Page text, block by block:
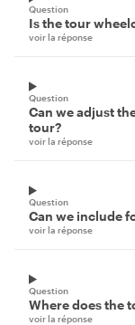
Question
Is the tour
voir la réponse
Question
Can we adjust
tour?
voir la réponse
Question
Can we include
voir la réponse
Question
Where does the
voir la réponse